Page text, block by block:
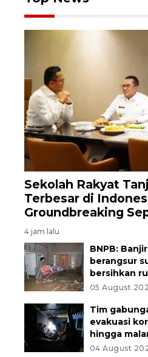
Sekolah Rakyat
Terbesar di
Groundbreaking
4 jam lalu
BNPB:
berangsur
bersihkan
05 August
Tim
evakuasi
hingga
04 August